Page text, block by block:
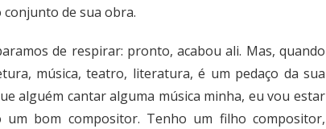
de sua obra.
de respirar: pronto, acabou ali. Mas, quando
música, teatro, literatura, é um pedaço da sua
alguém cantar alguma música minha, eu vou estar
bom compositor. Tenho um filho compositor,